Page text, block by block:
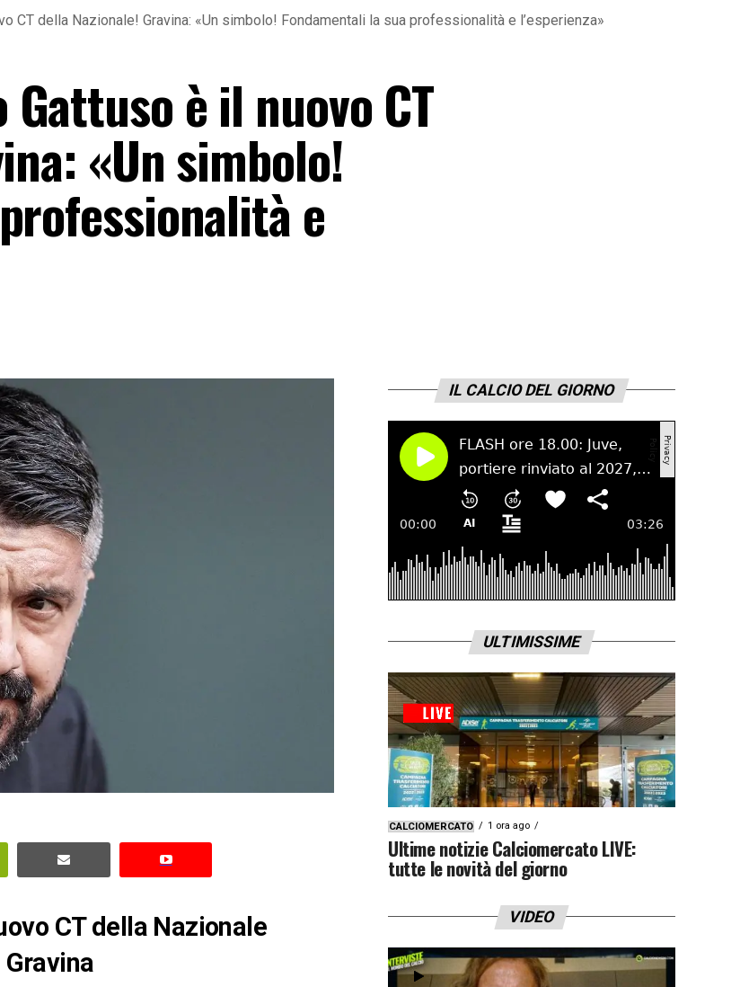
CT della Nazionale! Gravina: «Un simbolo! Fondamentali la sua professionalità e l’esperienza»
Gattuso è il nuovo CT
«Un simbolo!
e
CT della Nazionale
IL CALCIO DEL GIORNO
ULTIMISSIME
CALCIOMERCATO 1 ora ago
Ultime notizie Calciomercato LIVE:
tutte le novità del giorno
VIDEO